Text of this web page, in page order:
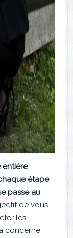
entière
étape
passe au
de vous
les
concerne